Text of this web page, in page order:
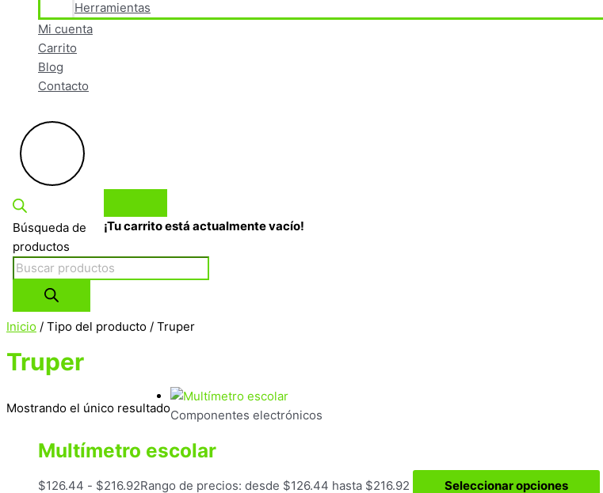
Herramientas
Mi cuenta
Carrito
Blog
Contacto
Búsqueda de
productos
¡Tu carrito está actualmente vacío!
Inicio / Tipo del producto / Truper
Truper
Mostrando el único resultadoComponentes electrónicos
Multímetro escolar
$126.44 - $216.92Rango de precios: desde $126.44 hasta $216.92 Seleccionar opciones